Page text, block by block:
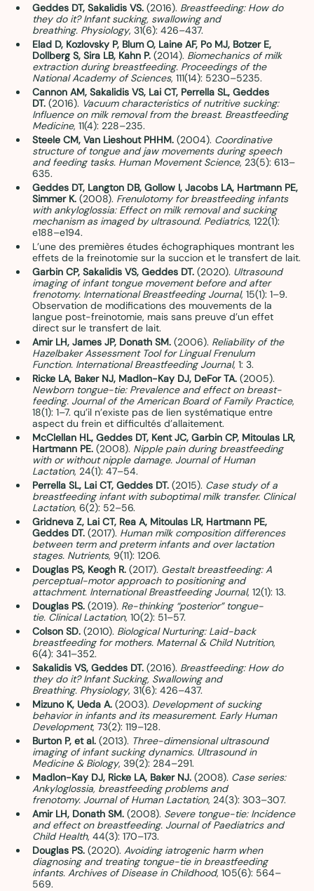
Geddes DT, Sakalidis VS. (2016). Breastfeeding: How do
they do it? Infant sucking, swallowing and
breathing. Physiology, 31(6): 426–437.
Elad D, Kozlovsky P, Blum O, Laine AF, Po MJ, Botzer E,
Dollberg S, Sira LB, Kahn P. (2014). Biomechanics of milk
extraction during breastfeeding. Proceedings of the
National Academy of Sciences, 111(14): 5230–5235.
Cannon AM, Sakalidis VS, Lai CT, Perrella SL, Geddes
DT. (2016). Vacuum characteristics of nutritive sucking:
Influence on milk removal from the breast. Breastfeeding
Medicine, 11(4): 228–235.
Steele CM, Van Lieshout PHHM. (2004). Coordinative
structure of tongue and jaw movements during speech
and feeding tasks. Human Movement Science, 23(5): 613–
635.
Geddes DT, Langton DB, Gollow I, Jacobs LA, Hartmann PE,
Simmer K. (2008). Frenulotomy for breastfeeding infants
with ankyloglossia: Effect on milk removal and sucking
mechanism as imaged by ultrasound. Pediatrics, 122(1):
e188–e194.
L’une des premières études échographiques montrant les
effets de la freinotomie sur la succion et le transfert de lait.
Garbin CP, Sakalidis VS, Geddes DT. (2020). Ultrasound
imaging of infant tongue movement before and after
frenotomy. International Breastfeeding Journal, 15(1): 1–9.
Observation de modifications des mouvements de la
langue post-freinotomie, mais sans preuve d’un effet
direct sur le transfert de lait.
Amir LH, James JP, Donath SM. (2006). Reliability of the
Hazelbaker Assessment Tool for Lingual Frenulum
Function. International Breastfeeding Journal, 1: 3.
Ricke LA, Baker NJ, Madlon-Kay DJ, DeFor TA. (2005).
Newborn tongue-tie: Prevalence and effect on breast-
feeding. Journal of the American Board of Family Practice,
18(1): 1–7. qu’il n’existe pas de lien systématique entre
aspect du frein et difficultés d’allaitement.
McClellan HL, Geddes DT, Kent JC, Garbin CP, Mitoulas LR,
Hartmann PE. (2008). Nipple pain during breastfeeding
with or without nipple damage. Journal of Human
Lactation, 24(1): 47–54.
Perrella SL, Lai CT, Geddes DT. (2015). Case study of a
breastfeeding infant with suboptimal milk transfer. Clinical
Lactation, 6(2): 52–56.
Gridneva Z, Lai CT, Rea A, Mitoulas LR, Hartmann PE,
Geddes DT. (2017). Human milk composition differences
between term and preterm infants and over lactation
stages. Nutrients, 9(11): 1206.
Douglas PS, Keogh R. (2017). Gestalt breastfeeding: A
perceptual-motor approach to positioning and
attachment. International Breastfeeding Journal, 12(1): 13.
Douglas PS. (2019). Re-thinking “posterior” tongue-
tie. Clinical Lactation, 10(2): 51–57.
Colson SD. (2010). Biological Nurturing: Laid-back
breastfeeding for mothers. Maternal & Child Nutrition,
6(4): 341–352.
Sakalidis VS, Geddes DT. (2016). Breastfeeding: How do
they do it? Infant Sucking, Swallowing and
Breathing. Physiology, 31(6): 426–437.
Mizuno K, Ueda A. (2003). Development of sucking
behavior in infants and its measurement. Early Human
Development, 73(2): 119–128.
Burton P, et al. (2013). Three-dimensional ultrasound
imaging of infant sucking dynamics. Ultrasound in
Medicine & Biology, 39(2): 284–291.
Madlon-Kay DJ, Ricke LA, Baker NJ. (2008). Case series:
Ankyloglossia, breastfeeding problems and
frenotomy. Journal of Human Lactation, 24(3): 303–307.
Amir LH, Donath SM. (2008). Severe tongue-tie: Incidence
and effect on breastfeeding. Journal of Paediatrics and
Child Health, 44(3): 170–173.
Douglas PS. (2020). Avoiding iatrogenic harm when
diagnosing and treating tongue-tie in breastfeeding
infants. Archives of Disease in Childhood, 105(6): 564–
569.